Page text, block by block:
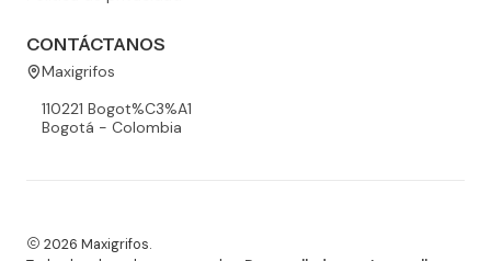
CONTÁCTANOS
Maxigrifos
110221 Bogot%C3%A1
Bogotá - Colombia
2026 Maxigrifos.